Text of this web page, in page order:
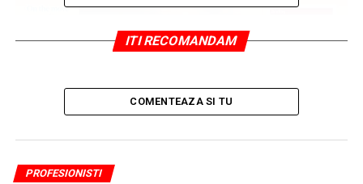
ITI RECOMANDAM
COMENTEAZA SI TU
PROFESIONISTI